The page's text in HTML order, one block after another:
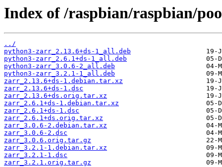
Index of /raspbian/raspbian/
../
python3-zarr_2.13.6+ds-1_all.deb
python3-zarr_2.6.1+ds-1_all.deb
python3-zarr_3.0.6-2_all.deb
python3-zarr_3.2.1-1_all.deb
zarr_2.13.6+ds-1.debian.tar.xz
zarr_2.13.6+ds-1.dsc
zarr_2.13.6+ds.orig.tar.xz
zarr_2.6.1+ds-1.debian.tar.xz
zarr_2.6.1+ds-1.dsc
zarr_2.6.1+ds.orig.tar.xz
zarr_3.0.6-2.debian.tar.xz
zarr_3.0.6-2.dsc
zarr_3.0.6.orig.tar.gz
zarr_3.2.1-1.debian.tar.xz
zarr_3.2.1-1.dsc
zarr_3.2.1.orig.tar.gz